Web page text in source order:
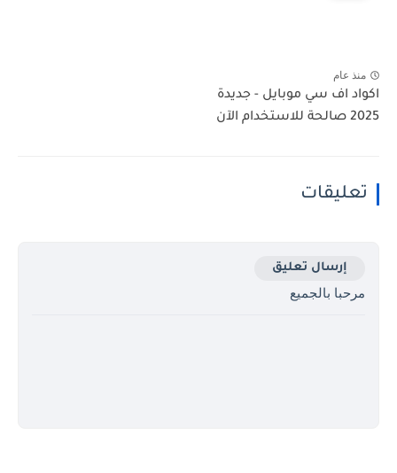
منذ عام
اكواد اف سي موبايل - جديدة
2025 صالحة للاستخدام الآن
تعليقات
إرسال تعليق
مرحبا بالجميع